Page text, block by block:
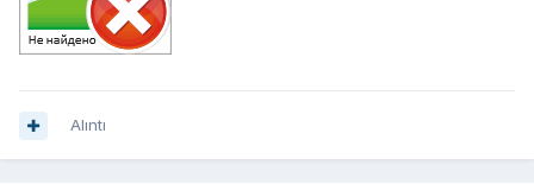
Alıntı